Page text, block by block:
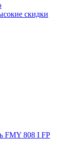
скидки
FMY 808 I FP